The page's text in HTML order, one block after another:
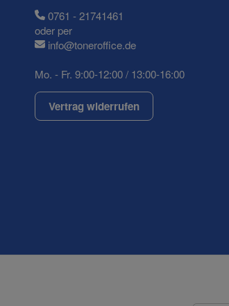
0761 - 21741461
oder per
info@toneroffice.de
Mo. - Fr. 9:00-12:00 / 13:00-16:00
Vertrag widerrufen